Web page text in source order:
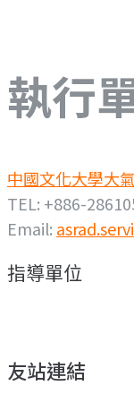
執行
中國文化大學大
TEL: +886-
Email:
指導單位
友站連結